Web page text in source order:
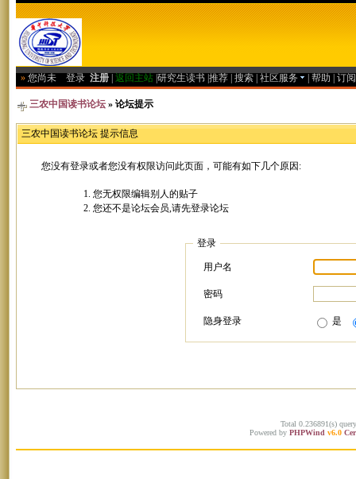
» 您尚未 登录 注册 返回主站 研究生读书 推荐 搜索 社区服务 帮助 订
三农中国读书论坛 » 论坛提示
三农中国读书论坛 提示信息
您没有登录或者您没有权限访问此页面，可能有如下几个原因:
您无权限编辑别人的贴子
您还不是论坛会员,请先登录论坛
登录
用户名
密码
隐身登录 是
Total 0.236891(s)
Powered by PHPWind v6.0